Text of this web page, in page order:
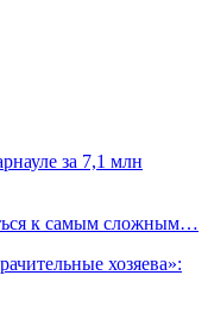
за 7,1 млн
к самым сложным…
хозяева»: